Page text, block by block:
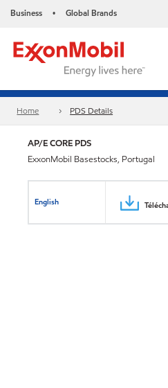
Business • Global Brands
Home PDS Details
AP/E CORE PDS
ExxonMobil Basestocks, Portugal
English